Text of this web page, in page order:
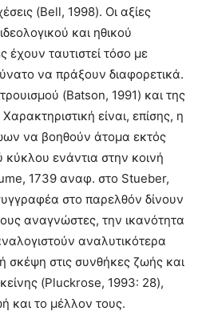
(Bell, 1998). Οι αξίες
και ηθικού
έχουν ταυτιστεί τόσο με
να πράξουν διαφορετικά.
(Batson, 1991) και της
είναι, επίσης, η
να βοηθούν άτομα εκτός
κύκλου ενάντια στην κοινή
1739 αναφ. στο Stueber,
στο παρελθόν δίνουν
αναγνώστες, την ικανότητα
αναλυτικότερα
σκέψη στις συνθήκες ζωής και
(Pluckrose, 1993: 28),
και το μέλλον τους.